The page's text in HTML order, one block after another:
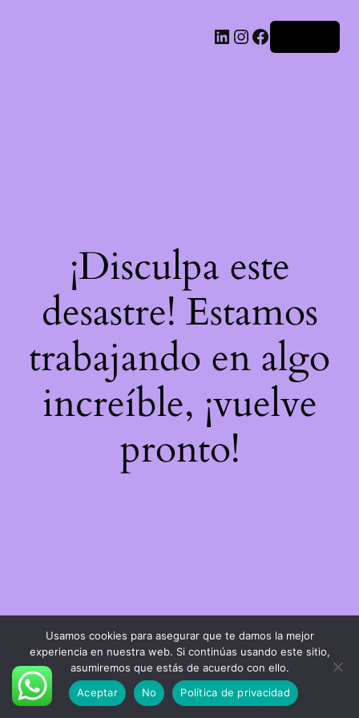
LinkedIn
Instagram
Facebook
¡Disculpa este
desastre! Estamos
trabajando en algo
increíble, ¡vuelve
pronto!
Usamos cookies para asegurar que te damos la mejor
experiencia en nuestra web. Si continúas usando este sitio,
asumiremos que estás de acuerdo con ello.
Aceptar
No Política de privacidad